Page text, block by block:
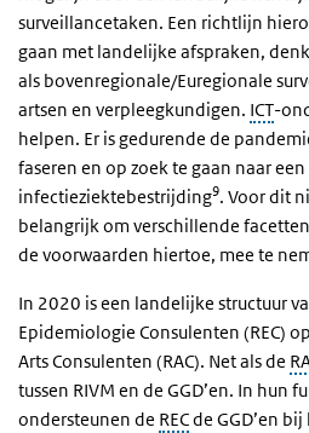
surveillancetaken. Een richtlijn
gaan met landelijke afspraken,
als bovenregionale/Euregionale
artsen en verpleegkundigen. ICT-
helpen. Er is gedurende de
faseren en op zoek te gaan naar
infectieziektebestrijding9. Voor dit
belangrijk om verschillende
de voorwaarden hiertoe, mee te
In 2020 is een landelijke structuur
Epidemiologie Consulenten (REC)
Arts Consulenten (RAC). Net als de
tussen RIVM en de GGD’en. In hun
ondersteunen de RECde GGD’en